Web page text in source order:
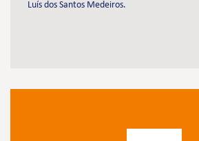
Luís dos Santos Medeiros.